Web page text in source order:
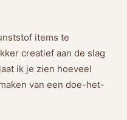
items te
creatief aan de slag
ik je zien hoeveel
van een doe-het-